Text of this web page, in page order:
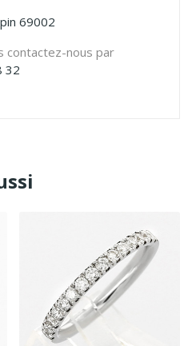
69002
contactez-nous par
32